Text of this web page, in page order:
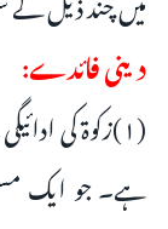
دینی فائدے:
(۱)زکوۃ کی
ہے۔ جو ایک